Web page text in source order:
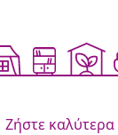
Ζήστε καλύτερα